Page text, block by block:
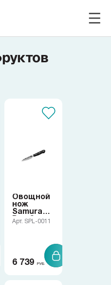
Овощной
нож
Samura
Pro-S
Lunar
Арт. SPL-0011
6 739 РУБ